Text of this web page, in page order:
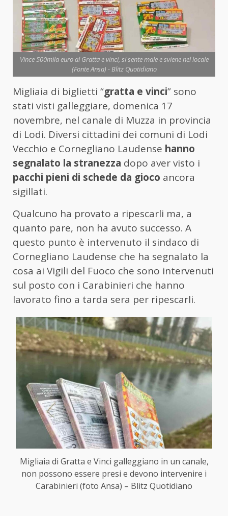
Vince 500mila euro al Gratta e vinci, si sente male e sviene nel locale
(Fonte Ansa) - Blitz Quotidiano
Migliaia di biglietti “gratta e vinci” sono
stati visti galleggiare, domenica 17
novembre, nel canale di Muzza in provincia
di Lodi. Diversi cittadini dei comuni di Lodi
Vecchio e Cornegliano Laudense hanno
segnalato la stranezza dopo aver visto i
pacchi pieni di schede da gioco ancora
sigillati.
Qualcuno ha provato a ripescarli ma, a
quanto pare, non ha avuto successo. A
questo punto è intervenuto il sindaco di
Cornegliano Laudense che ha segnalato la
cosa ai Vigili del Fuoco che sono intervenuti
sul posto con i Carabinieri che hanno
lavorato fino a tarda sera per ripescarli.
Migliaia di Gratta e Vinci galleggiano in un canale,
non possono essere presi e devono intervenire i
Carabinieri (foto Ansa) – Blitz Quotidiano